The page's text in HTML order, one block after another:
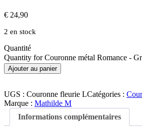
€ 24,90
2 en stock
Quantité
Quantity for Couronne métal Romance -
Ajouter au panier
UGS : Couronne fleurie LCatégories :
Marque : Mathilde M
Informations complémentaires